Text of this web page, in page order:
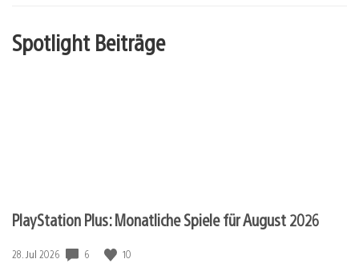
Spotlight Beiträge
PlayStation Plus: Monatliche Spiele für August 2026
Veröffentlichungsdatum:
28. Jul 2026 6 10